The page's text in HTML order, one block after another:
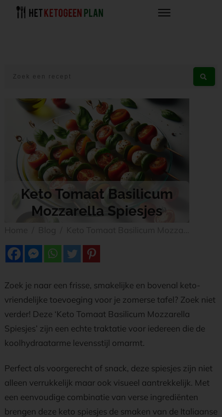
Keto Tomaat Basilicum
Mozzarella Spiesjes
Zoek je naar een frisse, smakelijke en bovenal keto-
vriendelijke toevoeging voor je zomerse tafel? Zoek niet
verder! Deze ‘Keto Tomaat Basilicum Mozzarella
Spiesjes’ zijn een echte traktatie voor iedereen die de
koolhydraatarme levensstijl omarmt.
Perfect als voorgerecht of snack, deze spiesjes zijn niet
alleen verrukkelijk maar ook visueel aantrekkelijk. Met
een eenvoudige combinatie van verse ingrediënten
brengen deze keto spiesjes de smaken van de Italiaanse